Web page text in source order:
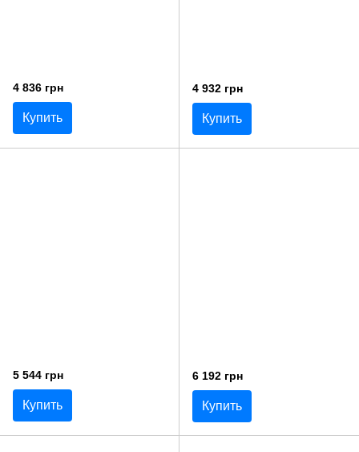
4 836 грн
Купить
4 932 грн
Купить
5 544 грн
Купить
6 192 грн
Купить